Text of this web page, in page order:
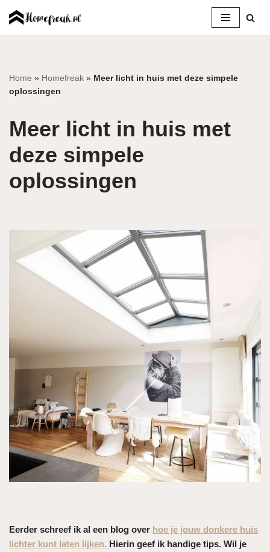
inhoud
Home » Homefreak » Meer licht in huis met deze simpele
oplossingen
Meer licht in huis met
deze simpele
oplossingen
Eerder schreef ik al een blog over hoe je jouw donkere huis
lichter kunt laten lijken. Hierin geef ik handige tips. Wil je